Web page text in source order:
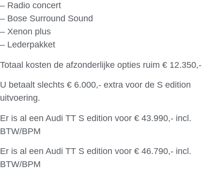
– Radio concert
– Bose Surround Sound
– Xenon plus
– Lederpakket
Totaal kosten de afzonderlijke opties ruim € 12.350,-
U betaalt slechts € 6.000,- extra voor de S edition
uitvoering.
Er is al een Audi TT S edition voor € 43.990,- incl.
BTW/BPM
Er is al een Audi TT S edition voor € 46.790,- incl.
BTW/BPM